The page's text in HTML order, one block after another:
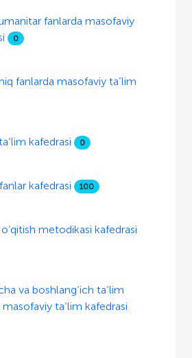
fanlarda masofaviy
0
fanlarda masofaviy ta’lim
kafedrasi 0
kafedrasi 100
metodikasi kafedrasi
va boshlang‘ich ta’lim
masofaviy ta’lim kafedrasi